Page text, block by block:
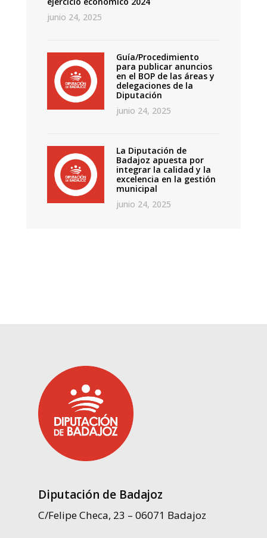
junio 24, 2025
Guía/Procedimiento
para publicar anuncios
en el BOP de las áreas y
delegaciones de la
Diputación
junio 24, 2025
La Diputación de
Badajoz apuesta por
integrar la calidad y la
excelencia en la gestión
municipal
junio 24, 2025
Diputación de Badajoz
C/Felipe Checa, 23 – 06071 Badajoz